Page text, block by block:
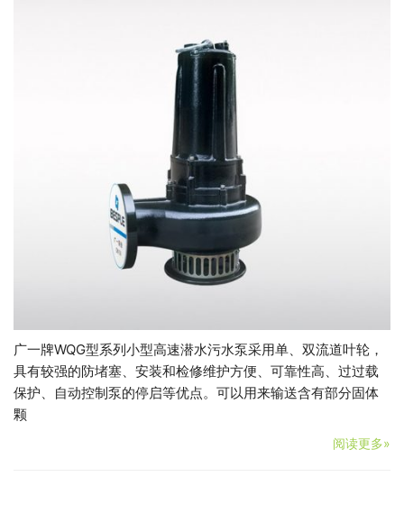
广一牌WQG型系列小型高速潜水污水泵采用单、双流道叶轮，
具有较强的防堵塞、安装和检修维护方便、可靠性高、过过载
保护、自动控制泵的停启等优点。可以用来输送含有部分固体
颗
阅读更多»